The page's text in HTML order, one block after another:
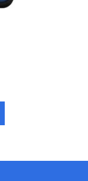
pennenlus,